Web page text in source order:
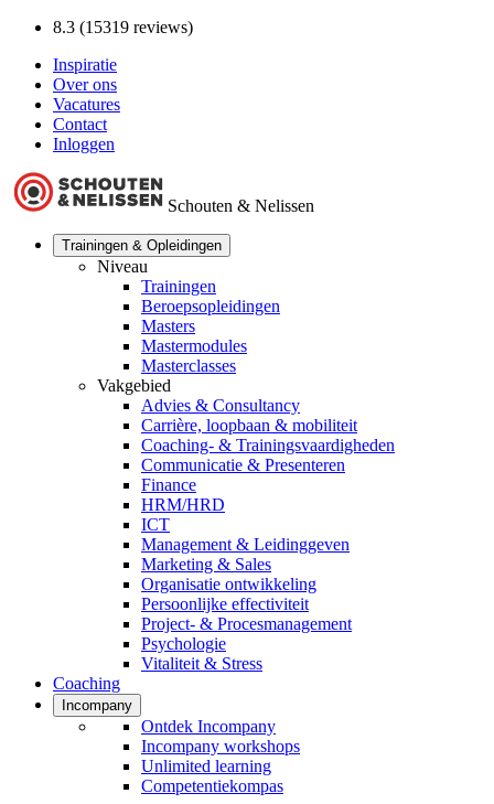
8.3 (15319 reviews)
Inspiratie
Over ons
Vacatures
Contact
Inloggen
Schouten & Nelissen
Trainingen & Opleidingen
Niveau
Trainingen
Beroepsopleidingen
Masters
Mastermodules
Masterclasses
Vakgebied
Advies & Consultancy
Carrière, loopbaan & mobiliteit
Coaching- & Trainingsvaardigheden
Communicatie & Presenteren
Finance
HRM/HRD
ICT
Management & Leidinggeven
Marketing & Sales
Organisatie ontwikkeling
Persoonlijke effectiviteit
Project- & Procesmanagement
Psychologie
Vitaliteit & Stress
Coaching
Incompany
Ontdek Incompany
Incompany workshops
Unlimited learning
Competentiekompas